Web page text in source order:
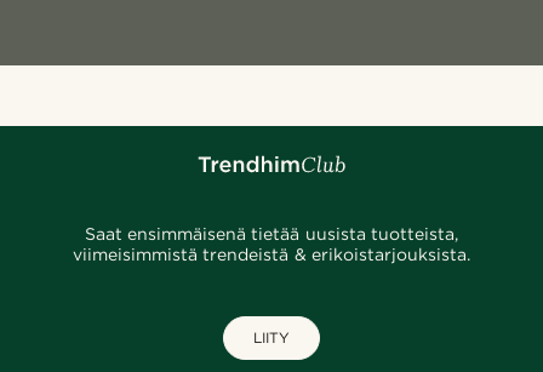
Saat ensimmäisenä tietää uusista tuotteista,
viimeisimmistä trendeistä & erikoistarjouksista.
LIITY